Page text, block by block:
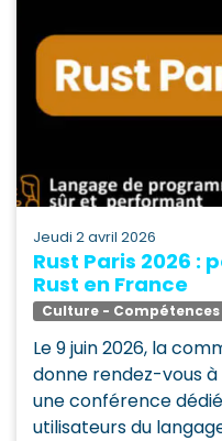
jeudi 2 avril 2026
Rust Paris 2026 :
Rust en France
Culture -
Le 9 juin 2026, la
donne rendez-vous à
une conférence
utilisateurs du